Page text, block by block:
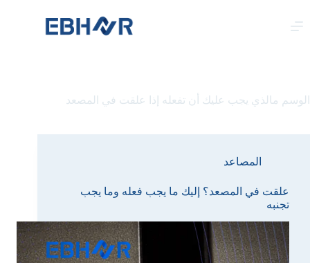
إلى
المحتوى
الوسم مالذي يجب عليك أن تفعله إذا علقت في المصعد
المصاعد
علقت في المصعد؟ إليك ما يجب فعله وما يجب
تجنبه